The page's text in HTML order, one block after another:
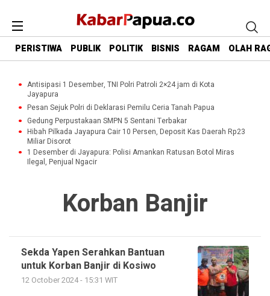
PERISTIWA PUBLIK POLITIK BISNIS RAGAM OLAH
Antisipasi 1 Desember, TNI Polri Patroli 2×24 jam di Kota
Jayapura
Pesan Sejuk Polri di Deklarasi Pemilu Ceria Tanah Papua
Gedung Perpustakaan SMPN 5 Sentani Terbakar
Hibah Pilkada Jayapura Cair 10 Persen, Deposit Kas Daerah Rp23
Miliar Disorot
1 Desember di Jayapura: Polisi Amankan Ratusan Botol Miras
Ilegal, Penjual Ngacir
Korban Banjir
Sekda Yapen Serahkan Bantuan
untuk Korban Banjir di Kosiwo
12 October 2024 - 15:31 WIT